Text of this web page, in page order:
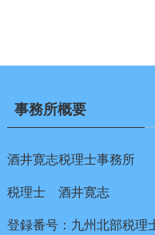
事務所概要
酒井寛志税理士事務所
税理士 酒井寛志
登録番号：九州北部税理